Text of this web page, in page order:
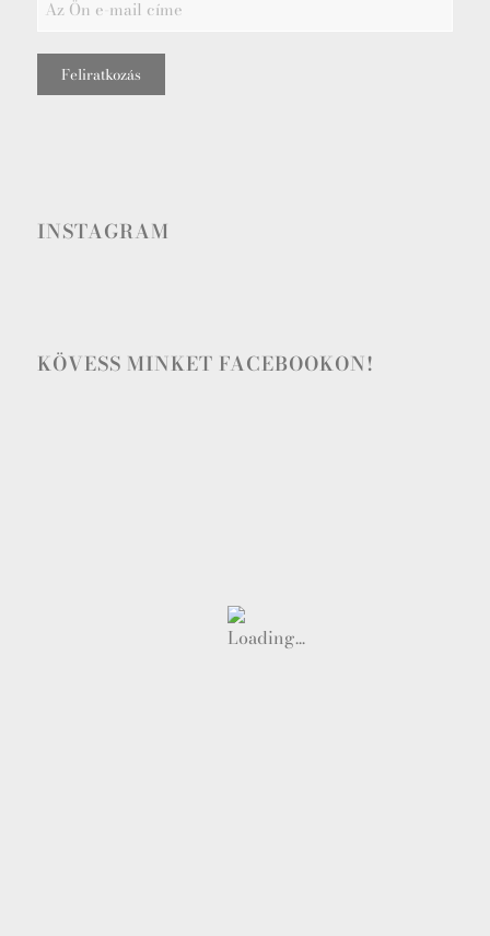
INSTAGRAM
KÖVESS MINKET FACEBOOKON!